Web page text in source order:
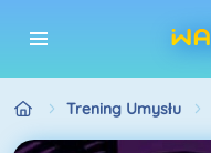
Trening Umysłu